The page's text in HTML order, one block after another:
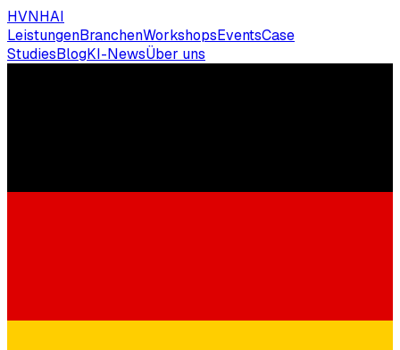
HVNHAI
LeistungenBranchenWorkshopsEventsCase
StudiesBlogKI-NewsÜber uns